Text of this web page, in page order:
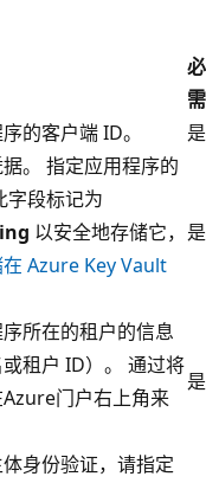
必
需
的客户端 ID。 是
。 指定应用程序的
字段标记为
以安全地存储它，
Azure Key Vault
是
所在的租户的信息
或租户 ID）。 通过将
门户右上角来
是
身份验证，请指定